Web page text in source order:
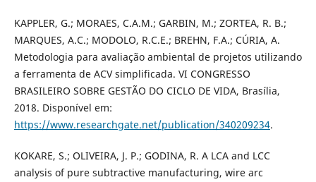
KAPPLER, G.; MORAES, C.A.M.; GARBIN, M.; ZORTEA, R. B.;
MARQUES, A.C.; MODOLO, R.C.E.; BREHN, F.A.; CÚRIA, A.
Metodologia para avaliação ambiental de projetos utilizando
a ferramenta de ACV simplificada. VI CONGRESSO
BRASILEIRO SOBRE GESTÃO DO CICLO DE VIDA, Brasília,
2018. Disponível em:
https://www.researchgate.net/publication/340209234.
KOKARE, S.; OLIVEIRA, J. P.; GODINA, R. A LCA and LCC
analysis of pure subtractive manufacturing, wire arc